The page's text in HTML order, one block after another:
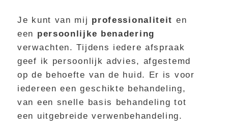
Je kunt van mij professionaliteit en
een persoonlijke benadering
verwachten. Tijdens iedere afspraak
geef ik persoonlijk advies, afgestemd
op de behoefte van de huid. Er is voor
iedereen een geschikte behandeling,
van een snelle basis behandeling tot
een uitgebreide verwenbehandeling.